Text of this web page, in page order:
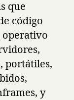
que
código
operativo
portátiles,
y